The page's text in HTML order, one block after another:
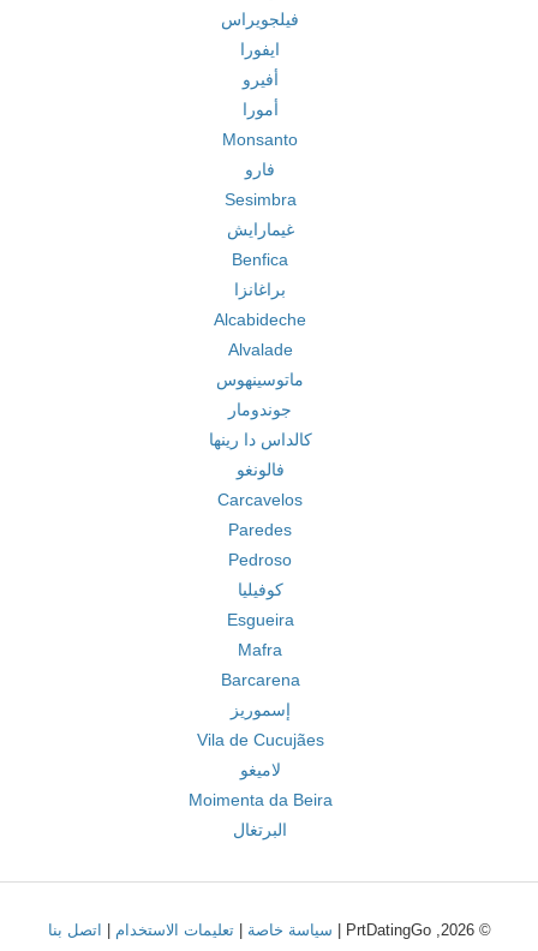
فيلجويراس
ايفورا
أفيرو
أمورا
Monsanto
فارو
Sesimbra
غيمارايش
Benfica
براغانزا
Alcabideche
Alvalade
ماتوسينهوس
جوندومار
كالداس دا رينها
فالونغو
Carcavelos
Paredes
Pedroso
كوفيليا
Esgueira
Mafra
Barcarena
إسموريز
Vila de Cucujães
لاميغو
Moimenta da Beira
البرتغال
© 2026, PrtDatingGo | سياسة خاصة |تعليمات الاستخدام اتصل بنا